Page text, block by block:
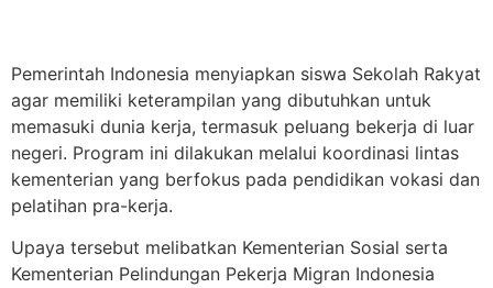
Pemerintah Indonesia menyiapkan siswa Sekolah Rakyat
agar memiliki keterampilan yang dibutuhkan untuk
memasuki dunia kerja, termasuk peluang bekerja di luar
negeri. Program ini dilakukan melalui koordinasi lintas
kementerian yang berfokus pada pendidikan vokasi dan
pelatihan pra-kerja.
Upaya tersebut melibatkan Kementerian Sosial serta
Kementerian Pelindungan Pekerja Migran Indonesia